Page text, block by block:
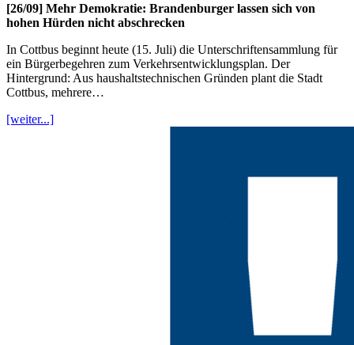
[26/09] Mehr Demokratie: Brandenburger lassen sich von
hohen Hürden nicht abschrecken
In Cottbus beginnt heute (15. Juli) die Unterschriftensammlung für
ein Bürgerbegehren zum Verkehrsentwicklungsplan. Der
Hintergrund: Aus haushaltstechnischen Gründen plant die Stadt
Cottbus, mehrere…
[weiter...]